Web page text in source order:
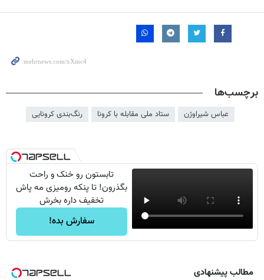
برچسب‌ها
عباس شیراوژن ستاد ملی مقابله با کرونا رنگ‌بندی کرونایی
تابستون رو خنک و راحت
بگذرون! تا پنکه رومیزی مه پاش
تخفیف داره بخرش
سفارش بده!
مطالب پیشنهادی